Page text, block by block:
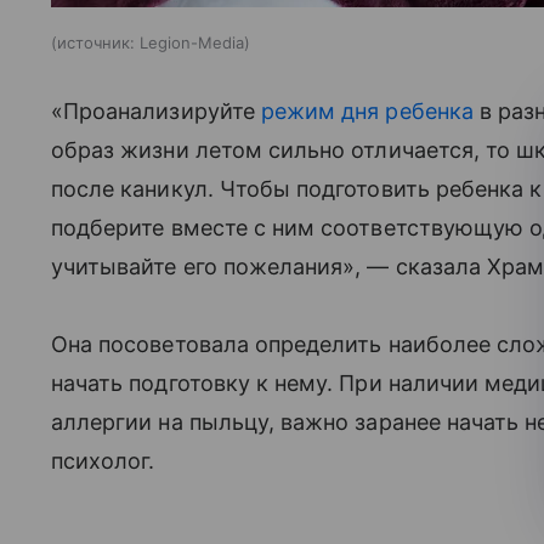
источник: Legion-Media
«Проанализируйте режим дня ребенка в
образ жизни летом сильно отличается, то
после каникул. Чтобы подготовить ребенка
подберите вместе с ним соответствующую
учитывайте его пожелания», — сказала
Она посоветовала определить наиболее
начать подготовку к нему. При наличии
аллергии на пыльцу, важно заранее начать
психолог.